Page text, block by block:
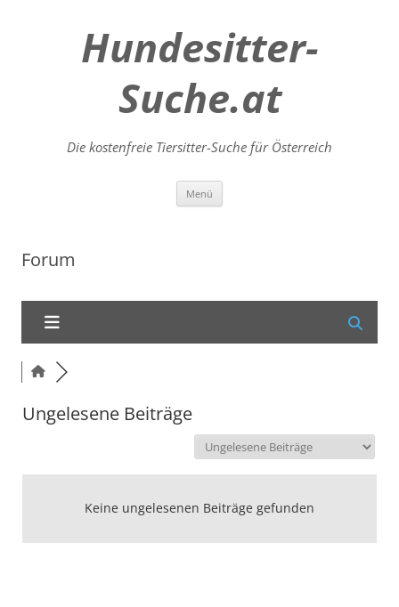
Hundesitter-
Suche.at
Die kostenfreie Tiersitter-Suche für Österreich
Menü
Forum
Ungelesene Beiträge
Keine ungelesenen Beiträge gefunden